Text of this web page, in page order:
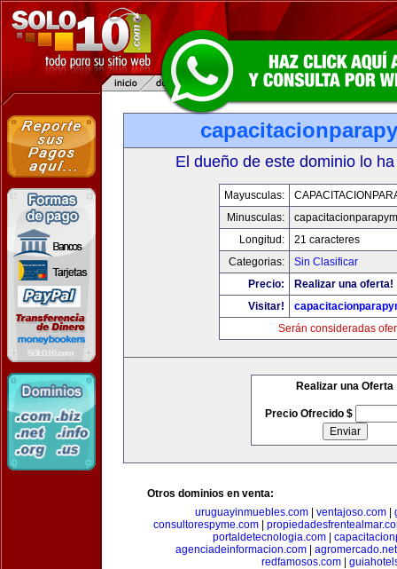
El dueño de este dominio lo
Mayusculas:
Minusculas:
Longitud:
21 caracteres
Categorias:
Sin Clasificar
Precio:
Realizar una oferta!
Visitar!
Serán consideradas
Realizar una Oferta
Precio Ofrecido $
Otros dominios en venta:
uruguayinmuebles.com| ventajoso.com|
consultorespyme.com|
portaldetecnologia.com|
agenciadeinformacion.com
agromercado.net
redfamosos.com